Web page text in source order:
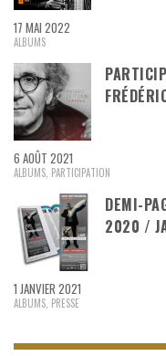
17 MAI 2022
ALBUMS
6 AOÛT 2021
ALBUMS, PARTICIPATION
DEMI-
2020 /
1 JANVIER 2021
ALBUMS, PRESSE